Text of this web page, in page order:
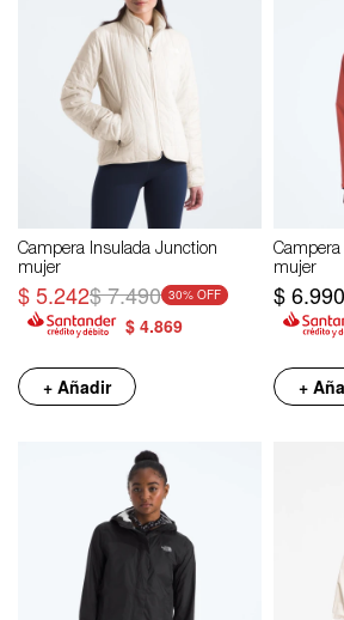
Campera Insulada Junction
mujer
$5.242$7.490 30
$ 4.869
+ Añadir
mujer
$6.990
+